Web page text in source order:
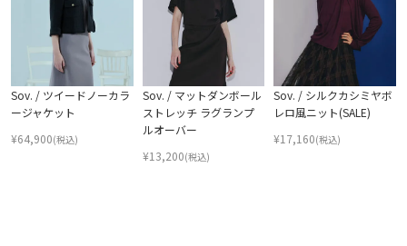
Sov. / ツイードノーカラ
ージャケット
¥64,900(税込)
Sov. / マットダンボール
ストレッチ ラグランプ
ルオーバー
¥13,200(税込)
Sov. / シルクカシミヤボ
レロ風ニット(SALE)
¥17,160(税込)